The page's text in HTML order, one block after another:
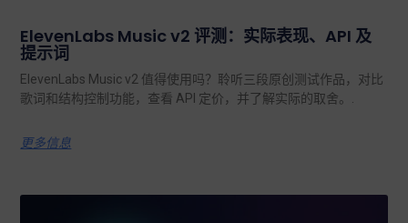
ElevenLabs Music v2 评测：实际表现、API 及
提示词
ElevenLabs Music v2 值得使用吗？聆听三段原创测试作品，对比
歌词和结构控制功能，查看 API 定价，并了解实际的取舍。.
更多信息